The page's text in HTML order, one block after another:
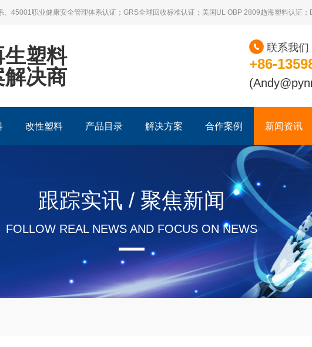
45001职业健康安全管理体系认证；GRS全球回收标准认证；美国UL OBP 2809趋海塑料认证；
塑料
决商
+86-
联系我们
改性塑料 产品目录 解决方案 合作案例 新闻资讯
跟踪实讯 / 聚焦新闻
FOLLOW REAL NEWS AND FOCUS ON NEWS